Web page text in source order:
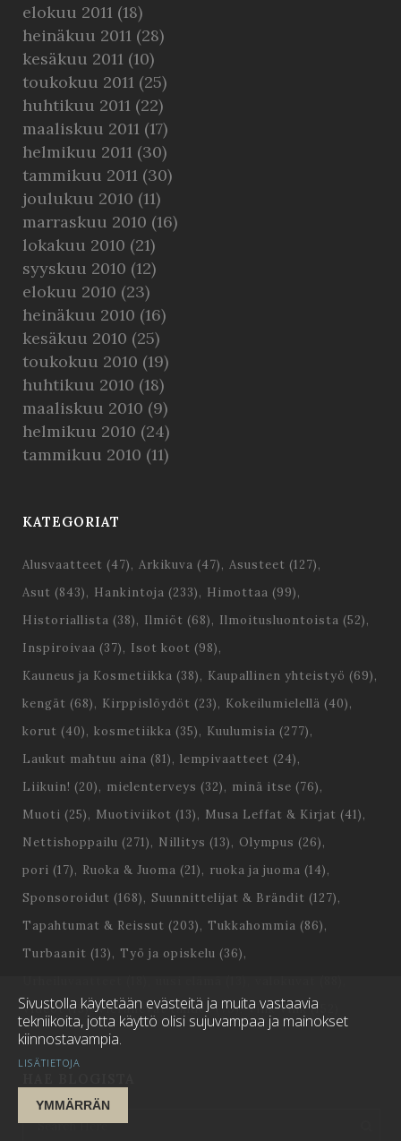
elokuu 2011 (18)
heinäkuu 2011 (28)
kesäkuu 2011 (10)
toukokuu 2011 (25)
huhtikuu 2011 (22)
maaliskuu 2011 (17)
helmikuu 2011 (30)
tammikuu 2011 (30)
joulukuu 2010 (11)
marraskuu 2010 (16)
lokakuu 2010 (21)
syyskuu 2010 (12)
elokuu 2010 (23)
heinäkuu 2010 (16)
kesäkuu 2010 (25)
toukokuu 2010 (19)
huhtikuu 2010 (18)
maaliskuu 2010 (9)
helmikuu 2010 (24)
tammikuu 2010 (11)
KATEGORIAT
Alusvaatteet (47) Arkikuva (47) Asusteet (127)
Asut (843) Hankintoja (233) Himottaa (99)
Historiallista (38) Ilmiöt (68) Ilmoitusluontoista (52)
Inspiroivaa (37) Isot koot (98)
Kauneus ja Kosmetiikka (38) Kaupallinen yhteistyö (69)
kengät (68) Kirppislöydöt (23) Kokeilumielellä (40)
korut (40) kosmetiikka (35) Kuulumisia (277)
Laukut mahtuu aina (81) lempivaatteet (24)
Liikuin! (20) mielenterveys (32) minä itse (76)
Muoti (25) Muotiviikot (13) Musa Leffat & Kirjat (41)
Nettishoppailu (271) Nillitys (13) Olympus (26)
pori (17) Ruoka & Juoma (21) ruoka ja juoma (14)
Sponsoroidut (168) Suunnittelijat & Brändit (127)
Tapahtumat & Reissut (203) Tukkahommia (86)
Turbaanit (13) Työ ja opiskelu (36)
Videot(15) Vierailevat tähdet(79) Vink Vink(152)
LISÄTIETOJA
Sivustolla käytetään evästeitä ja muita vastaavia
tekniikoita, jotta käyttö olisi sujuvampaa ja mainokset
kiinnostavampia.
YMMÄRRÄN